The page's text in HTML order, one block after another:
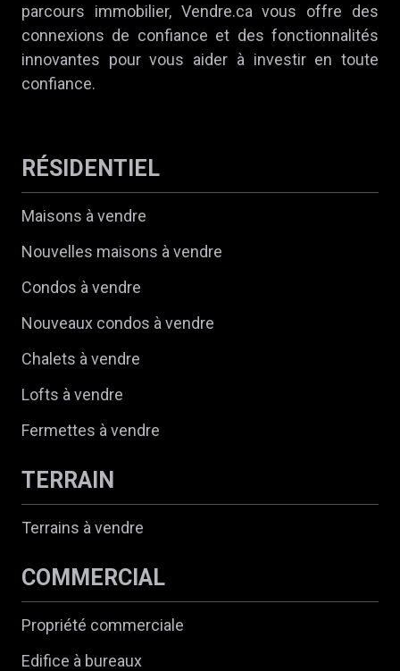
parcours immobilier, Vendre.ca vous offre des
connexions de confiance et des fonctionnalités
innovantes pour vous aider à investir en toute
confiance.
RÉSIDENTIEL
Maisons à vendre
Nouvelles maisons à vendre
Condos à vendre
Nouveaux condos à vendre
Chalets à vendre
Lofts à vendre
Fermettes à vendre
TERRAIN
Terrains à vendre
COMMERCIAL
Propriété commerciale
Edifice à bureaux